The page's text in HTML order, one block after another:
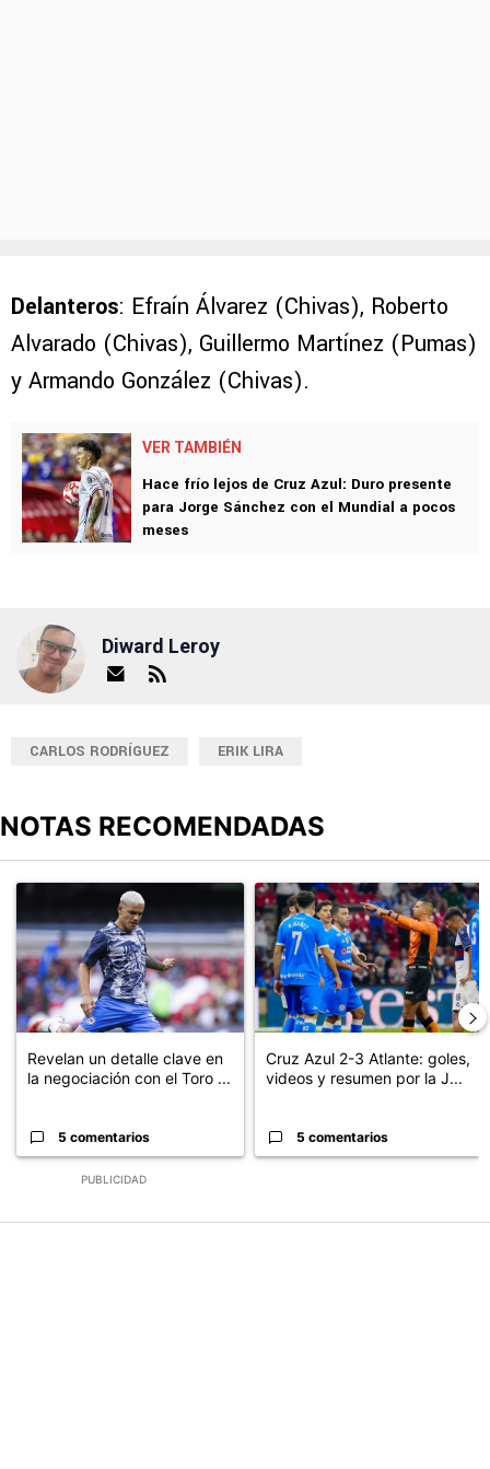
Delanteros: Efraín Álvarez (Chivas), Roberto
Alvarado (Chivas), Guillermo Martínez (Pumas)
y Armando González (Chivas).
VER TAMBIÉN
Hace frío lejos de Cruz Azul: Duro presente
para Jorge Sánchez con el Mundial a pocos
meses
Diward Leroy
CARLOS RODRÍGUEZ ERIK LIRA
NOTAS RECOMENDADAS
PUBLICIDAD
Un artículo de tendencia con el título "Revelan un detalle clave
Revelan un detalle clave en
la negociación con el Toro ...
5 comentarios
Un artículo de tendencia con el
Cruz Azul 2-3 Atlante: goles,
videos y resumen por la J...
5 comentarios